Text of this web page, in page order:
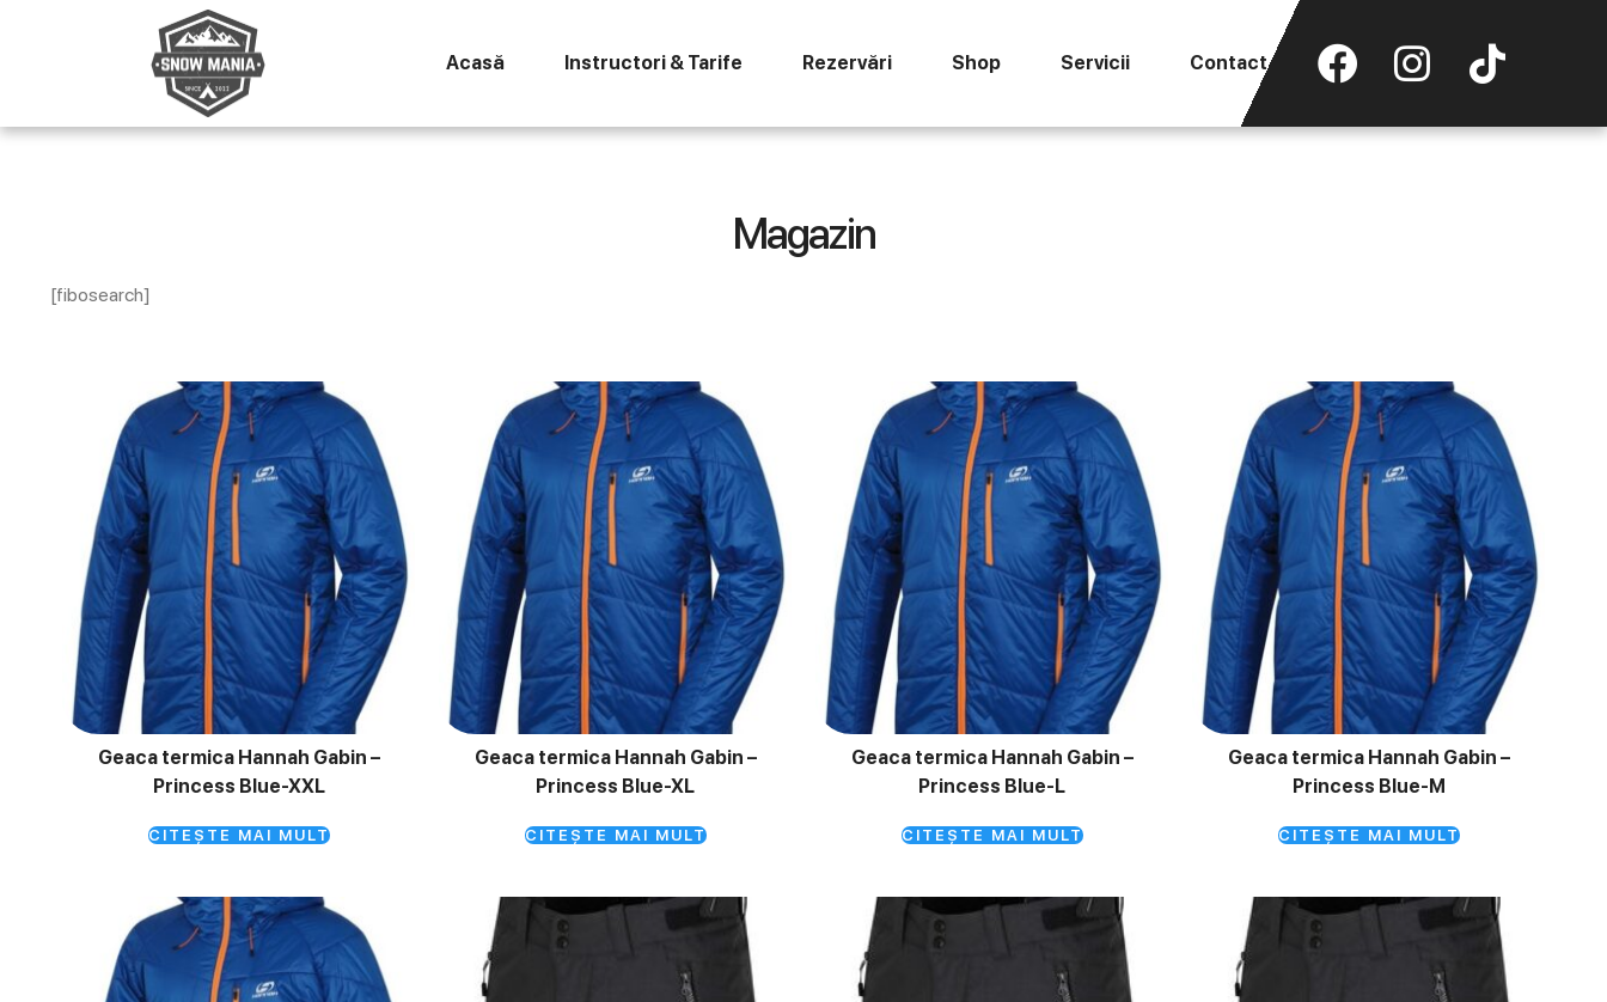
Acasă Instructori & Tarife Rezervări Shop Servicii Contact
Magazin
[fibosearch]
Geaca termica Hannah Gabin –
Princess Blue-XXL
CITEȘTE MAI MULT
Geaca termica Hannah Gabin –
Princess Blue-XL
CITEȘTE MAI MULT
Geaca termica Hannah Gabin –
Princess Blue-L
CITEȘTE MAI MULT
Geaca termica Hannah Gabin –
Princess Blue-M
CITEȘTE MAI MULT